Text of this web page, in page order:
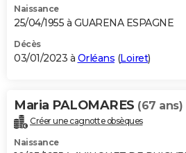
Naissance
25/04/1955 à GUARENA ESPAGNE
Décès
03/01/2023 à Orléans (Loiret)
Maria PALOMARES (67 ans)
Créer une cagnotte obsèques
Naissance